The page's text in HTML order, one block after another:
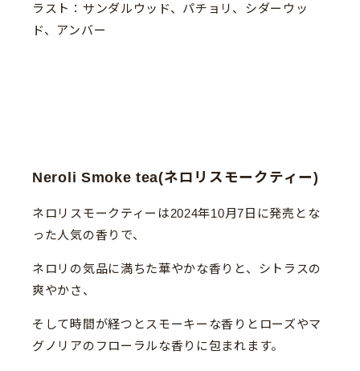
ラスト：サンダルウッド、パチョリ、シダーウッ
ド、アンバー
Neroli Smoke tea(ネロリスモークティー)
ネロリスモークティーは2024年10月7日に発売とな
った人気の香りで、
ネロリの気品に満ちた華やかな香りと、シトラスの
爽やかさ、
そして時間が経つとスモーキーな香りとローズやマ
グノリアのフローラルな香りに包まれます。